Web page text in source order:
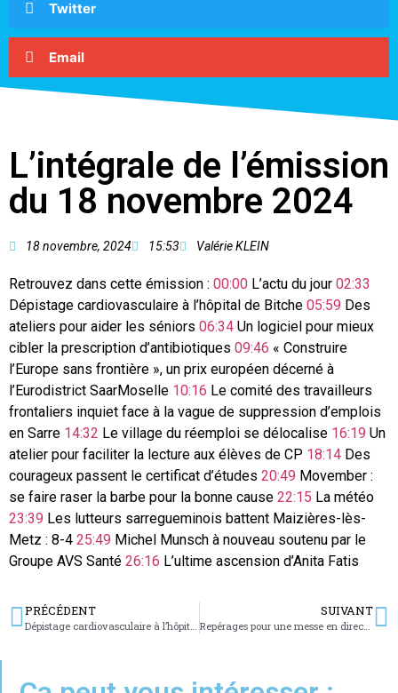
Twitter
Email
L’intégrale de l’émission
du 18 novembre 2024
18 novembre, 2024 15:53 Valérie KLEIN
Retrouvez dans cette émission : 00:00 L’actu du jour 02:33
Dépistage cardiovasculaire à l’hôpital de Bitche 05:59 Des
ateliers pour aider les séniors 06:34 Un logiciel pour mieux
cibler la prescription d’antibiotiques 09:46 « Construire
l’Europe sans frontière », un prix européen décerné à
l’Eurodistrict SaarMoselle 10:16 Le comité des travailleurs
frontaliers inquiet face à la vague de suppression d’emplois
en Sarre 14:32 Le village du réemploi se délocalise 16:19 Un
atelier pour faciliter la lecture aux élèves de CP 18:14 Des
courageux passent le certificat d’études 20:49 Movember :
se faire raser la barbe pour la bonne cause 22:15 La météo
23:39 Les lutteurs sarregueminois battent Maizières-lès-
Metz : 8-4 25:49 Michel Munsch à nouveau soutenu par le
Groupe AVS Santé 26:16 L’ultime ascension d’Anita Fatis
PRÉCÉDENT
Dépistage cardiovasculaire à l’hôpital de Bitche
SUIVANT
Repérages pour une messe en direct sur France 2